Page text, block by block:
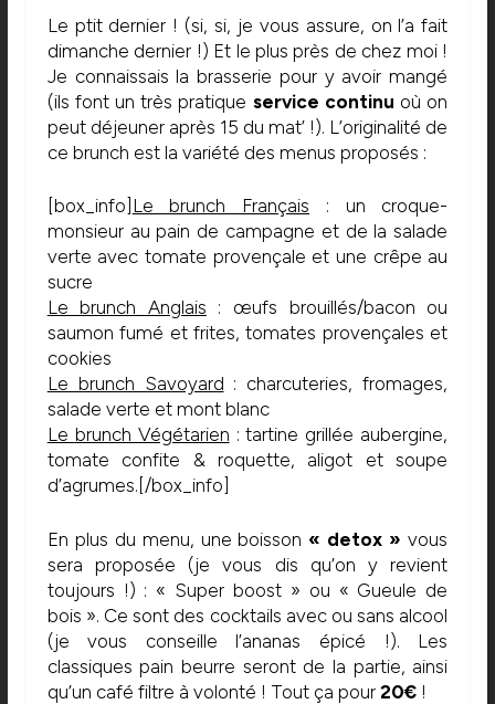
Le ptit dernier ! (si, si, je vous assure, on l’a fait
dimanche dernier !) Et le plus près de chez moi !
Je connaissais la brasserie pour y avoir mangé
(ils font un très pratique service continu où on
peut déjeuner après 15 du mat’ !). L’originalité de
ce brunch est la variété des menus proposés :
[box_info] Le brunch Français : un croque-
monsieur au pain de campagne et de la salade
verte avec tomate provençale et une crêpe au
sucre
Le brunch Anglais : œufs brouillés/bacon ou
saumon fumé et frites, tomates provençales et
cookies
Le brunch Savoyard : charcuteries, fromages,
salade verte et mont blanc
Le brunch Végétarien : tartine grillée aubergine,
tomate confite & roquette, aligot et soupe
d’agrumes.[/box_info]
En plus du menu, une boisson « detox » vous
sera proposée (je vous dis qu’on y revient
toujours !) : « Super boost » ou « Gueule de
bois ». Ce sont des cocktails avec ou sans alcool
(je vous conseille l’ananas épicé !). Les
classiques pain beurre seront de la partie, ainsi
qu’un café filtre à volonté ! Tout ça pour20€!